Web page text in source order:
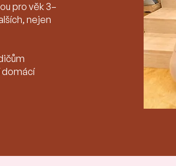
pro věk 3–
nejen
domácí